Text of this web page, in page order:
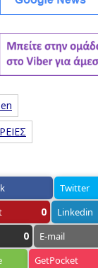
Twitter
0 Linkedin
0 E-mail
GetPocket